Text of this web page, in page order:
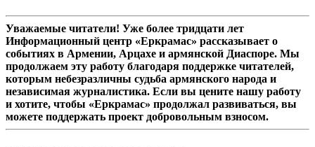
российско-грузинские отношения.
Уважаемые читатели! Уже более тридцати лет
Информационный центр «Еркрамас» рассказывает о
событиях в Армении, Арцахе и армянской Диаспоре. Мы
продолжаем эту работу благодаря поддержке читателей,
которым небезразличны судьба армянского народа и
независимая журналистика. Если вы цените нашу работу
и хотите, чтобы «Еркрамас» продолжал развиваться, вы
можете поддержать проект добровольным взносом.